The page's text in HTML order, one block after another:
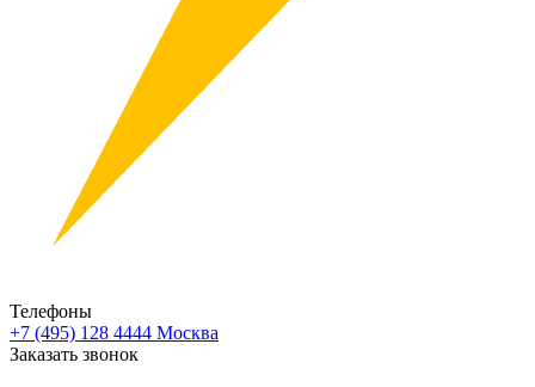
Телефоны
+7 (495) 128 4444 Москва
Заказать звонок